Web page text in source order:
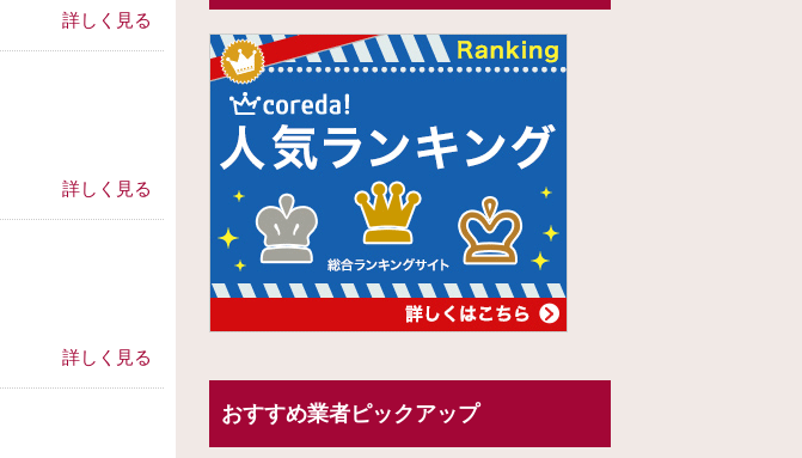
詳しく見る
詳しく見る
詳しく見る
おすすめ業者ピックアップ